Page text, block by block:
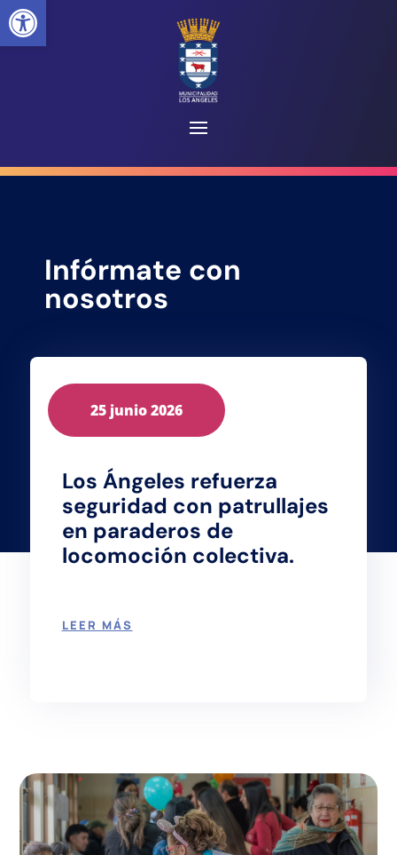
Infórmate con
nosotros
Los Ángeles refuerza
seguridad con patrullajes
en paraderos de
locomoción colectiva.
25 junio 2026
LEER MÁS